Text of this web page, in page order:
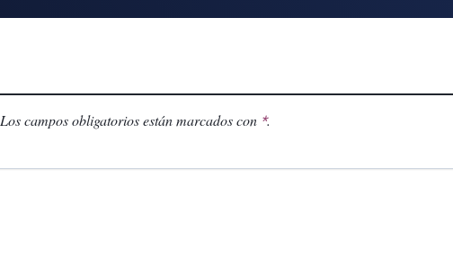
Los campos obligatorios están marcados con *.